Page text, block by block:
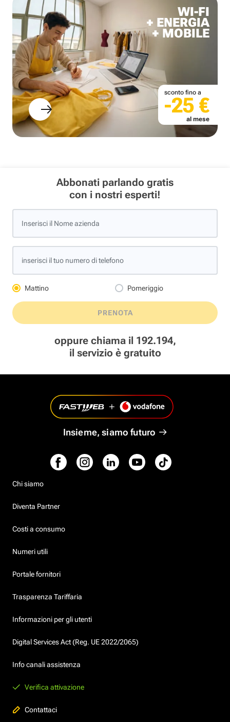
WI-FI
+ ENERGIA
+ MOBILE
sconto fino a
-25 €
al mese
Abbonati parlando gratis
con i nostri esperti!
Inserisci il Nome azienda
inserisci il tuo numero di telefono
Mattino Pomeriggio
PRENOTA
oppure chiama il 192.194,
il servizio è gratuito
Insieme, siamo futuro
Chi siamo
Diventa Partner
Costi a consumo
Numeri utili
Portale fornitori
Trasparenza Tariffaria
Informazioni per gli utenti
Digital Services Act (Reg. UE 2022/2065)
Info canali assistenza
Verifica attivazione
Contattaci